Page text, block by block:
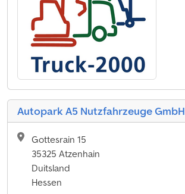
Autopark A5 Nutzfahrzeuge GmbH
Gottesrain 15
35325 Atzenhain
Duitsland
Hessen